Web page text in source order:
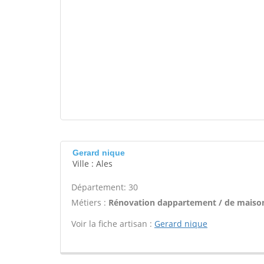
Gerard nique
Ville : Ales
Département: 30
Métiers : Rénovation dappartement / de
Voir la fiche artisan : Gerard nique